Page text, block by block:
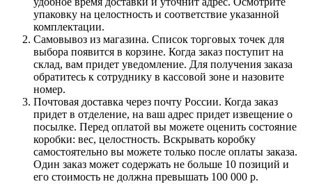
упаковку на целостность и соответствие указанной
комплектации.
Самовывоз из магазина. Список торговых точек для
выбора появится в корзине. Когда заказ поступит на
склад, вам придет уведомление. Для получения заказа
обратитесь к сотруднику в кассовой зоне и назовите
номер.
Почтовая доставка через почту России. Когда заказ
придет в отделение, на ваш адрес придет извещение о
посылке. Перед оплатой вы можете оценить состояние
коробки: вес, целостность. Вскрывать коробку
самостоятельно вы можете только после оплаты заказа.
Один заказ может содержать не больше 10 позиций и
его стоимость не должна превышать 100 000 р.